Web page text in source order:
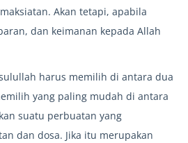
Akan tetapi, apabila
dan keimanan kepada Allah
harus memilih di antara dua
yang paling mudah di antara
suatu perbuatan yang
dan dosa. Jika itu merupakan